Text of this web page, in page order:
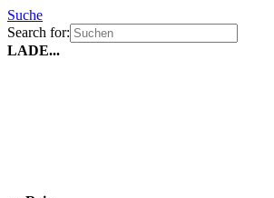
Suche
Search for:
LADE...